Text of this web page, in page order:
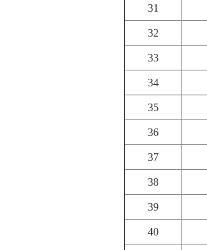
31
32
33
34
35
36
37
38
39
40